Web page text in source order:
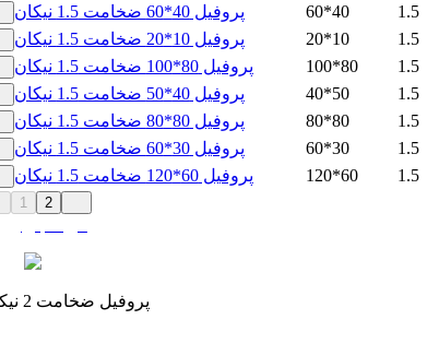
پروفیل 40*60 ضخامت 1.5 نیکان
60*40 1.5
پروفیل 10*20 ضخامت 1.5 نیکان
20*10 1.5
پروفیل 80*100 ضخامت 1.5 نیکان
100*80 1.5
پروفیل 40*50 ضخامت 1.5 نیکان
40*50 1.5
پروفیل 80*80 ضخامت 1.5 نیکان
80*80 1.5
پروفیل 30*60 ضخامت 1.5 نیکان
60*30 1.5
پروفیل 60*120 ضخامت 1.5 نیکان
120*60 1.5
1 2
پروفیل ضخامت 2 نیکان